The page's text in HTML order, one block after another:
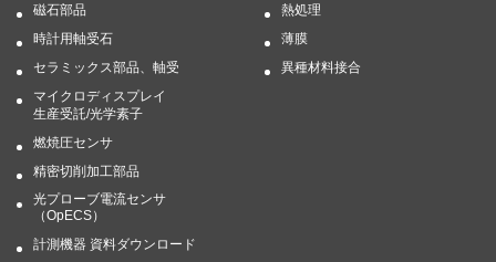
磁石部品
時計用軸受石
セラミックス部品、軸受
マイクロディスプレイ
生産受託/光学素子
燃焼圧センサ
精密切削加工部品
光プローブ電流センサ
（OpECS）
計測機器 資料ダウンロード
熱処理
薄膜
異種材料接合